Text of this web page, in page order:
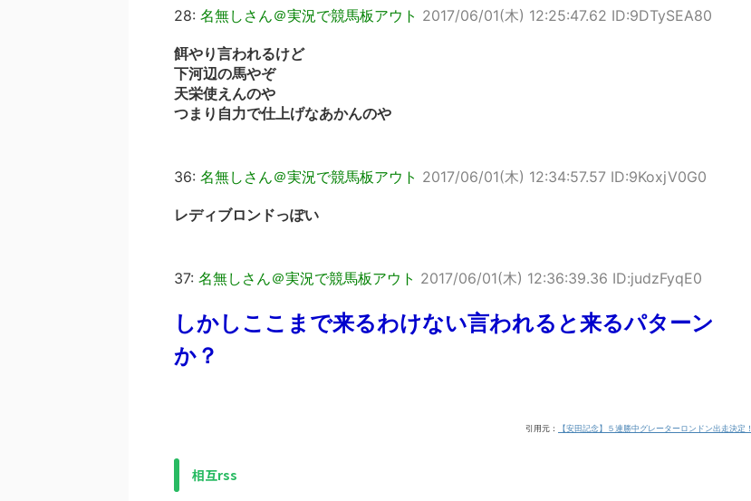
28: 名無しさん＠実況で競馬板アウト 2017/06/01(木) 12:25:47.62 ID:9DTySEA80
餌やり言われるけど
下河辺の馬やぞ
天栄使えんのや
つまり自力で仕上げなあかんのや
36: 名無しさん＠実況で競馬板アウト 2017/06/01(木) 12:34:57.57 ID:9KoxjV0G0
レディブロンドっぽい
37: 名無しさん＠実況で競馬板アウト 2017/06/01(木) 12:36:39.36 ID:judzFyqE0
しかしここまで来るわけない言われると来るパターン
か？
引用元： 【安田記念】５連勝中グレーターロンドン出走決定！
相互rss